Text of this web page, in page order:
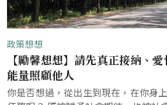
政策想想
【勵馨想想】請先真正接納、
能量照顧他人
你是否想過，從出生到現在，在你身